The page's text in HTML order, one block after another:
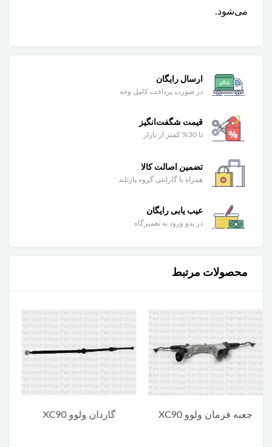
می‌شود.
ارسال رایگان
در صورت پرداخت کامل وجه
قیمت شگفت‌انگیز
تا 30% کمتر از بازار
تضمین اصالت کالا
همراه با گارانتی گروه پارتلند
عیب یابی رایگان
در بدو ورود به تعمیرگاه
محصولات مرتبط
گاردان ولوو XC90
یونیت پایین چراغ جلو ولوو